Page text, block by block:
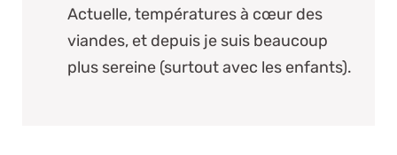
Actuelle, températures à cœur des
viandes, et depuis je suis beaucoup
plus sereine (surtout avec les enfants).